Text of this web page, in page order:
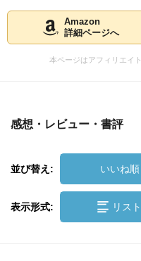
Amazon
詳細ページへ
本ページはアフィリエイ
感想・レビュー・書評
並び替え: いいね順
表示形式: リスト